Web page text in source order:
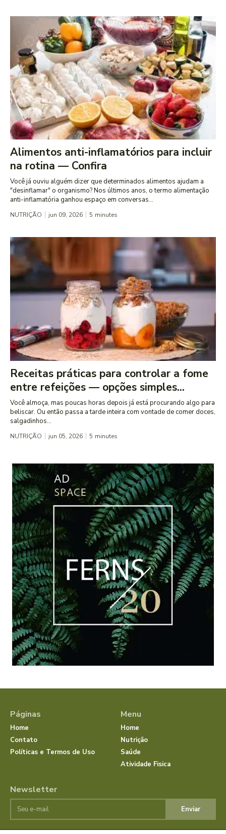
Alimentos anti-inflamatórios para incluir
na rotina — Confira
Você já ouviu alguém dizer que determinados alimentos ajudam a
"desinflamar" o organismo? Nos últimos anos, o termo alimentação
anti-inflamatória ganhou espaço em conversas...
NUTRIÇÃO jun 09, 2026 5 minutes
Receitas práticas para controlar a fome
entre refeições — opções simples...
Você almoça, mas poucas horas depois já está procurando algo para
beliscar. Ou então passa a tarde inteira com vontade de comer doces,
salgadinhos...
NUTRIÇÃO jun 05, 2026 5 minutes
Páginas
Home
Contato
Políticas e Termos de Uso
Menu
Home
Nutrição
Saúde
Atividade Fisica
Newsletter
Enviar